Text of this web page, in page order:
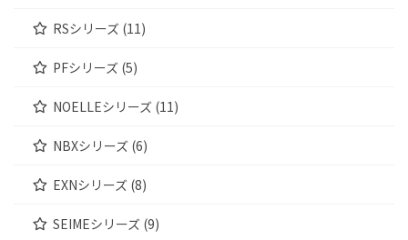
RSシリーズ (11)
PFシリーズ (5)
NOELLEシリーズ (11)
NBXシリーズ (6)
EXNシリーズ (8)
SEIMEシリーズ (9)